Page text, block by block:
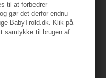
til at forbedrer
gør det derfor endnu
BabyTrold.dk. Klik på
samtykke til brugen af
Uld Sokker med anti-
slip, Beige Melange
kr.